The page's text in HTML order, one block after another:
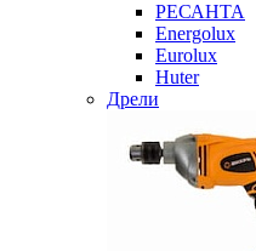
РЕСАНТА
Energolux
Eurolux
Huter
Дрели